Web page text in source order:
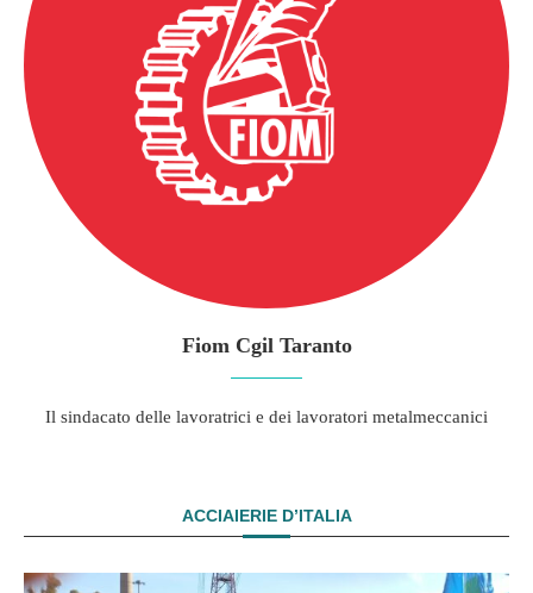
Fiom Cgil Taranto
Il sindacato delle lavoratrici e dei lavoratori metalmeccanici
ACCIAIERIE D’ITALIA